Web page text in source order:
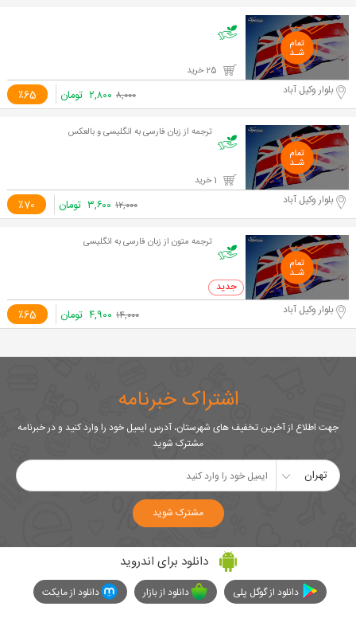
٪65 بلوار وکیل آباد ۸,۰۰۰ ۲,۸۰۰ تومان
ترجمه از زبان فارسی به انگلیسی و بالعکس
٪70 بلوار وکیل آباد ۱۲,۰۰۰ ۳,۶۰۰ تومان
ترجمه متون از زبان فارسی به انگلیسی
0 خرید
٪65 بلوار وکیل آباد ۱۴,۰۰۰ ۴,۹۰۰ تومان
اشتراک خبرنامه
جهت اطلاع از آخرین تخفیف های شهرستان، آدرس ایمیل خود را وارد کنید و در خبرنامه
مشترک شوید
تهران
مشترک شوید
دانلود برای اندروید
دانلود از گوگل پلی دانلود از بازار دانلود از مایکت